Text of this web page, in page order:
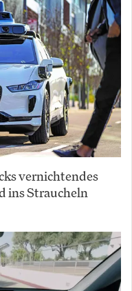
vernichtendes
ins Straucheln